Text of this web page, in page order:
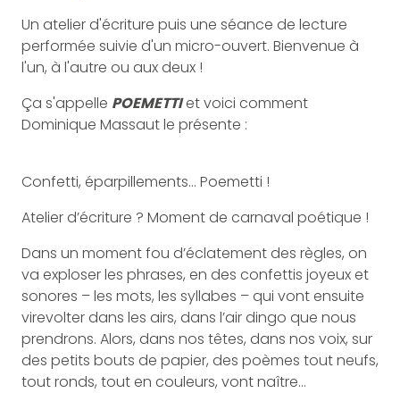
Un atelier d'écriture puis une séance de lecture
performée suivie d'un micro-ouvert. Bienvenue à
l'un, à l'autre ou aux deux !
Ça s'appelle POEMETTIet voici comment
Dominique Massaut le présente :
Confetti, éparpillements… Poemetti !
Atelier d’écriture ? Moment de carnaval poétique !
Dans un moment fou d’éclatement des règles, on
va exploser les phrases, en des confettis joyeux et
sonores – les mots, les syllabes – qui vont ensuite
virevolter dans les airs, dans l’air dingo que nous
prendrons. Alors, dans nos têtes, dans nos voix, sur
des petits bouts de papier, des poèmes tout neufs,
tout ronds, tout en couleurs, vont naître…